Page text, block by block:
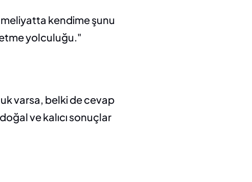
kendime şunu
yolculuğu."
varsa, belki de cevap
ve kalıcı sonuçlar